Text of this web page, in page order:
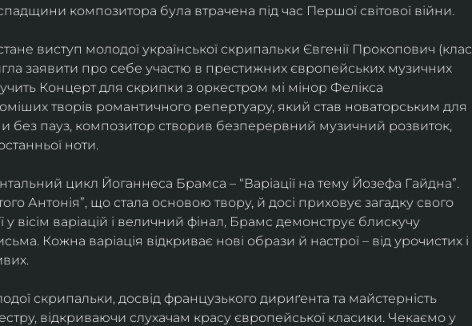
композитора була втрачена під час Першої світової війни.
виступ молодої української скрипальки Євгенії Прокопович (клас
заявити про себе участю в престижних європейських музичних
Концерт для скрипки з оркестром мі мінор Фелікса
творів романтичного репертуару, який став новаторським для
без пауз, композитор створив безперервний музичний розвиток,
ноти.
цикл Йоганнеса Брамса – “Варіації на тему Йозефа Гайдна”.
Антонія”, що стала основою твору, й досі приховує загадку свого
вісім варіацій і величний фінал, Брамс демонструє блискучу
Кожна варіація відкриває нові образи й настрої – від урочистих і
скрипальки, досвід французького дириґента та майстерність
відкриваючи слухачам красу європейської класики. Чекаємо у